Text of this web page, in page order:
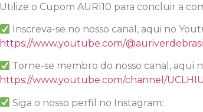
Utilize o Cupom AURI10 para concluir a
Inscreva-se no nosso canal, aqui no
https://www.youtube.com/@auriverdebrasil
Torne-se membro do nosso canal, aqui
https://www.youtube.com/channel/
Siga o nosso perfil no Instagram: